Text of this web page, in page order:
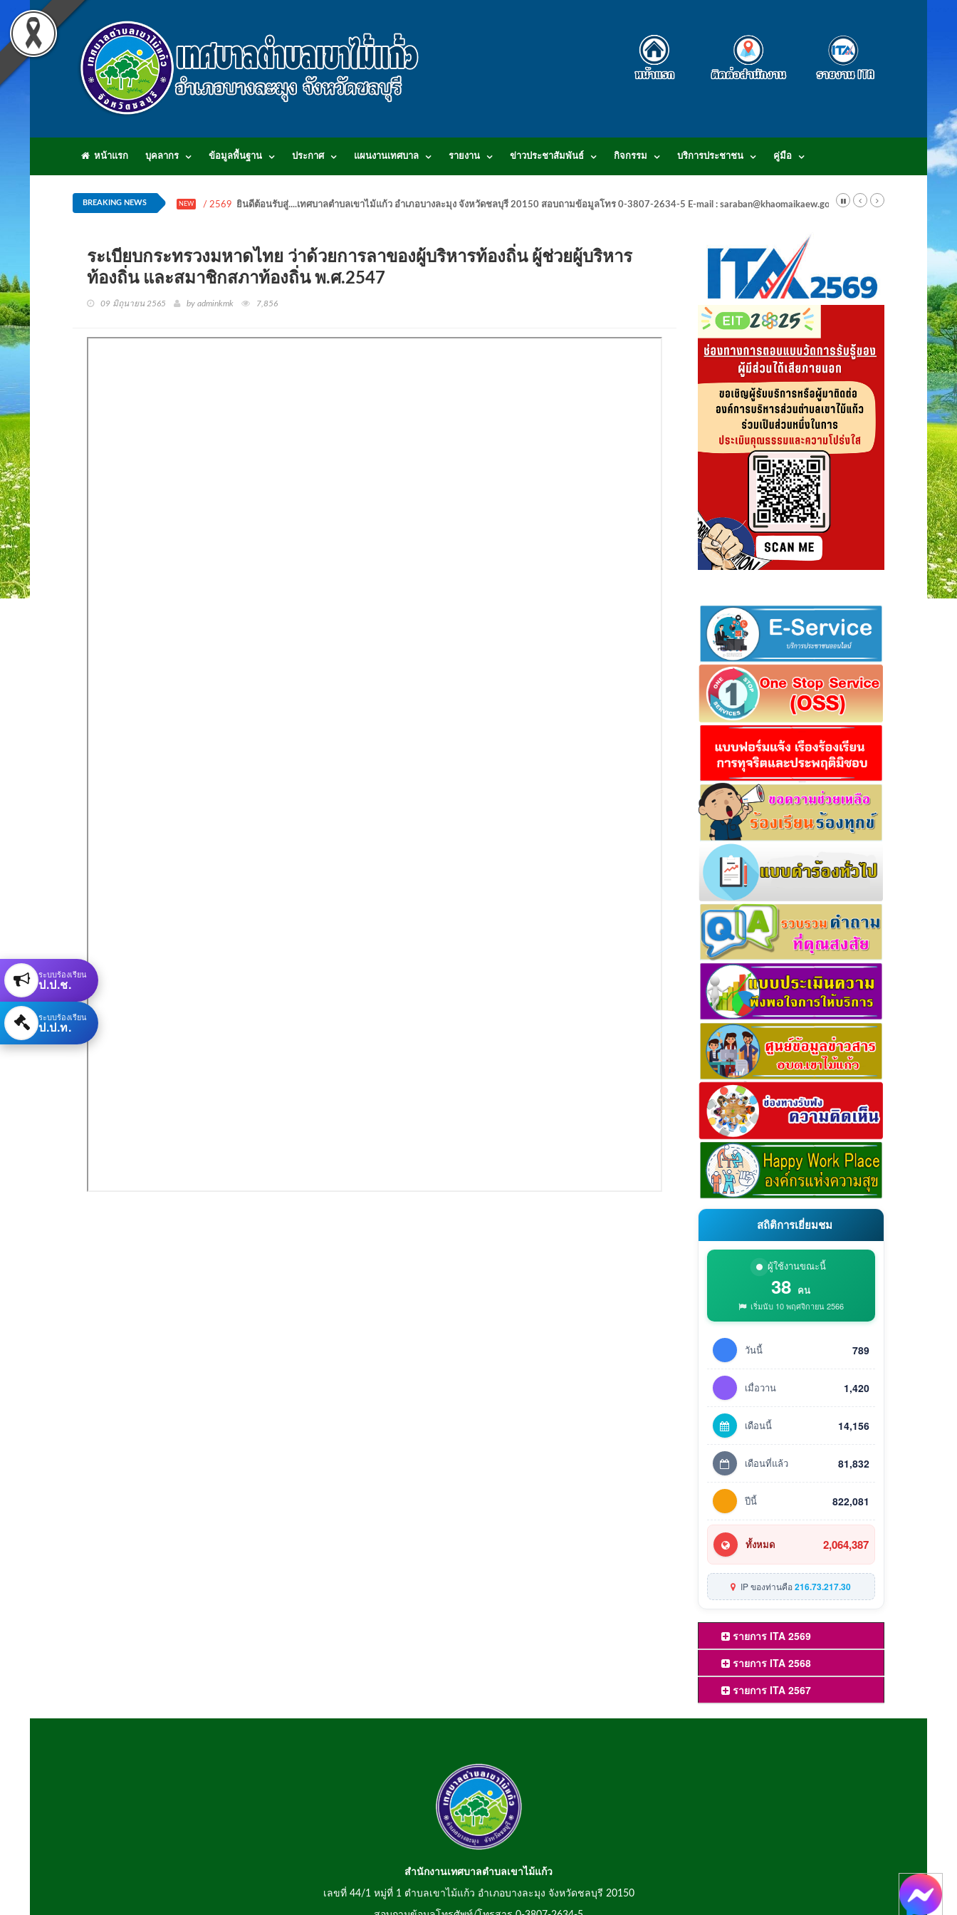
หน้าแรก บุคลากร ข้อมูลพื้นฐาน ประกาศ แผนงานเทศบาล รายงาน ข่าวประชาสัมพันธ์ กิจกรรม บริการประชาชน คู่มือ
BREAKING NEWS NEW / 2569 ยินดีต้อนรับสู่....เทศบาลตำบลเขาไม้แก้ว อำเภอบางละมุง จังหวัดชลบุรี 20150 สอบถามข้อมูลโทร 0-3807-2634-5 E-mail : saraban@khaomaikaew.go.th
ระเบียบกระทรวงมหาดไทย ว่าด้วยการลาของผู้บริหารท้องถิ่น ผู้ช่วยผู้บริหาร
ท้องถิ่น และสมาชิกสภาท้องถิ่น พ.ศ.2547
09 มิถุนายน 2565 by adminkmk 7,856
สถิติการเยี่ยมชม
ผู้ใช้งานขณะนี้
38 คน
เริ่มนับ 10 พฤศจิกายน 2566
วันนี้ 789
เมื่อวาน 1,420
เดือนนี้ 14,156
เดือนที่แล้ว 81,832
ปีนี้ 822,081
ทั้งหมด 2,064,387
IP ของท่านคือ216.73.217.30
รายการ ITA 2569
รายการ ITA 2568
รายการ ITA 2567
ระบบร้องเรียน
ป.ป.ช.
ระบบร้องเรียน
ป.ป.ท.
สำนักงานเทศบาลตำบลเขาไม้แก้ว
เลขที่ 44/1 หมู่ที่ 1 ตำบลเขาไม้แก้ว อำเภอบางละมุง จังหวัดชลบุรี 20150